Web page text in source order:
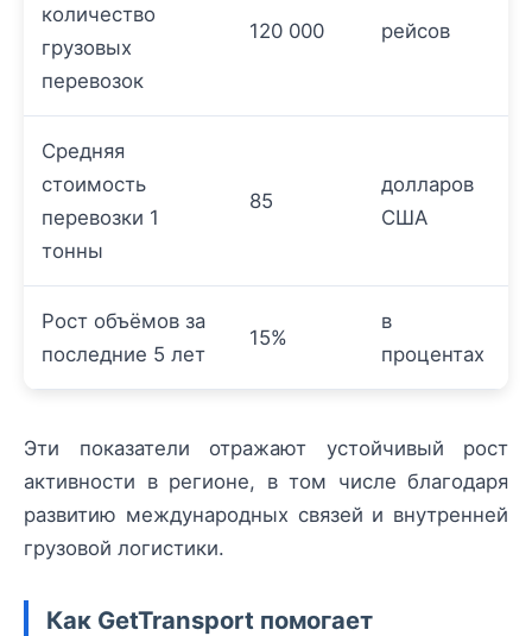
количество
грузовых
перевозок
120 000 рейсов
Средняя
стоимость
перевозки 1
тонны
85
долларов
США
Рост объёмов за
последние 5 лет
15%
в
процентах
Эти показатели отражают устойчивый рост
активности в регионе, в том числе благодаря
развитию международных связей и внутренней
грузовой логистики.
Как GetTransport помогает